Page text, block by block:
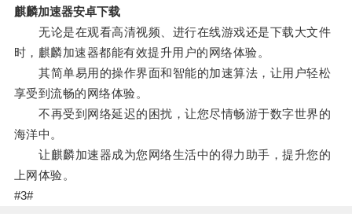
麒麟加速器安卓下载
无论是在观看高清视频、进行在线游戏还是下载大文件
时，麒麟加速器都能有效提升用户的网络体验。
其简单易用的操作界面和智能的加速算法，让用户轻松
享受到流畅的网络体验。
不再受到网络延迟的困扰，让您尽情畅游于数字世界的
海洋中。
让麒麟加速器成为您网络生活中的得力助手，提升您的
上网体验。
#3#